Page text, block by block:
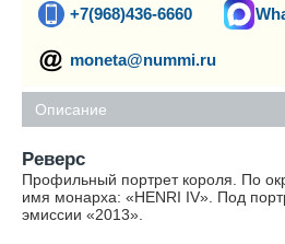
+7(968)436-6660
moneta@nummi.ru
Описание
Реверс
Профильный портрет короля. По
имя монарха: «HENRI IV». Под
эмиссии «2013».